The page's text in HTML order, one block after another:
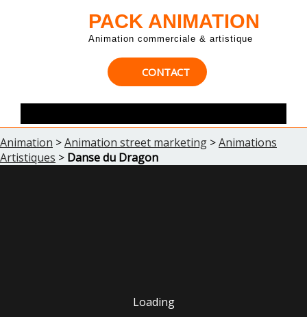
PACK ANIMATION
Animation commerciale & artistique
CONTACT
Animation >Animation street marketing >Animations
Artistiques > Danse du Dragon
Loading